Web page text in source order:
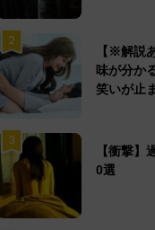
2
【※解説
味が分か
笑いが止
3
【衝撃】
0選